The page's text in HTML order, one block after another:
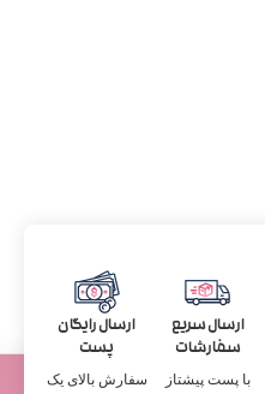
ارسال سریع
سفارشات
با پست پیشتاز
ارسال رایگان
پست
سفارش بالای یک